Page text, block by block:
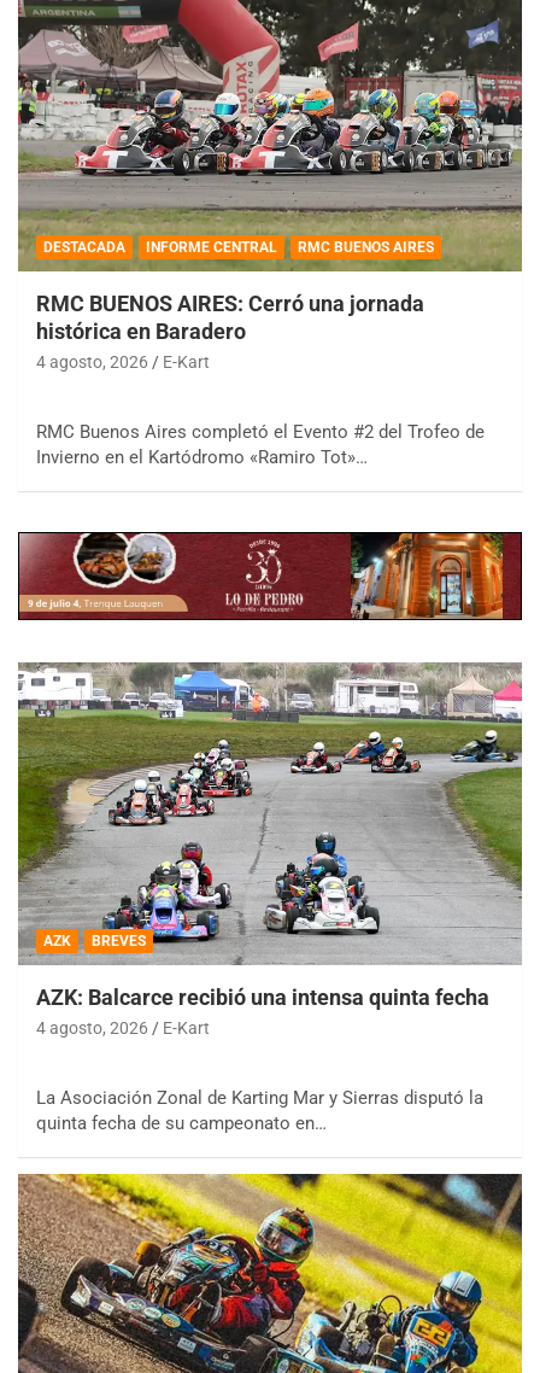
DESTACADA INFORME CENTRAL RMC BUENOS AIRES
RMC BUENOS AIRES: Cerró una jornada
histórica en Baradero
4 agosto, 2026 E-Kart
RMC Buenos Aires completó el Evento #2 del Trofeo de
Invierno en el Kartódromo «Ramiro Tot»…
AZK BREVES
AZK: Balcarce recibió una intensa quinta fecha
4 agosto, 2026 E-Kart
La Asociación Zonal de Karting Mar y Sierras disputó la
quinta fecha de su campeonato en…